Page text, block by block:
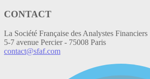
CONTACT
La Société Française des Analystes Financiers
5-7 avenue Percier - 75008 Paris
contact@sfaf.com